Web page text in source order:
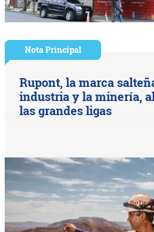
Nota Principal
Rupont, la marca
industria y la minería,
las grandes ligas